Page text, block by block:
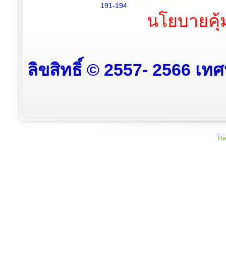
191-194
นโยบาย
ลิขสิทธิ์ © 2557- 2566 เท